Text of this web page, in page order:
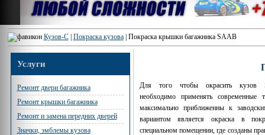
Кузов-С| Покраска кузова| Покраска крышки багажника SAAB
Услуги
Ремонт двери багажника
Ремонт крышки багажника
Ремонт и замена передних дверей
Значки, эмблемы кузова
Для того чтобы окрасить кузов
необходимо применять современные
максимально приближенны к
вариантом является окраска в
специальном помещении, где созданы